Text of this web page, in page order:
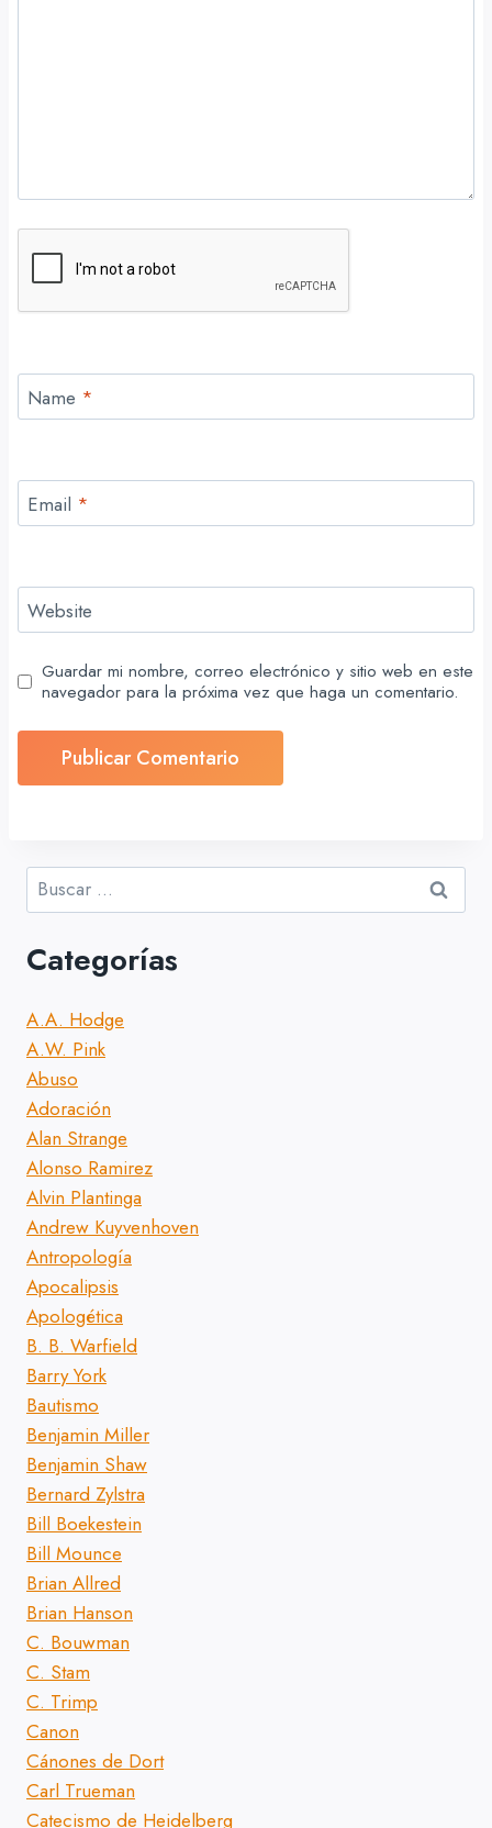
Name *
Email *
Website
Guardar mi nombre, correo electrónico y sitio web en este
navegador para la próxima vez que haga un comentario.
Buscar:
Categorías
A.A. Hodge
A.W. Pink
Abuso
Adoración
Alan Strange
Alonso Ramirez
Alvin Plantinga
Andrew Kuyvenhoven
Antropología
Apocalipsis
Apologética
B. B. Warfield
Barry York
Bautismo
Benjamin Miller
Benjamin Shaw
Bernard Zylstra
Bill Boekestein
Bill Mounce
Brian Allred
Brian Hanson
C. Bouwman
C. Stam
C. Trimp
Canon
Cánones de Dort
Carl Trueman
Catecismo de Heidelberg